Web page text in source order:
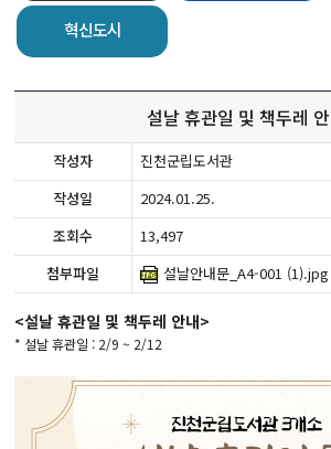
혁신도시
설날 휴관일 및 책두레
작성자
진천군립도서관
작성일
2024.01.25.
조회수
13,497
첨부파일
설날안내문_A4-001 (1).jpg
<설날 휴관일 및 책두레 안내>
* 설날 휴관일 : 2/9 ~ 2/12